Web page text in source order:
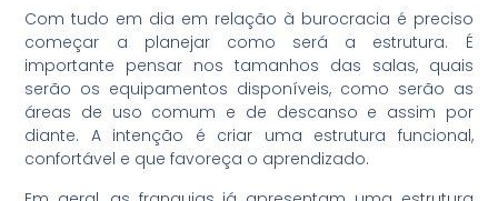
Com tudo em dia em relação à burocracia é preciso
começar a planejar como será a estrutura. É
importante pensar nos tamanhos das salas, quais
serão os equipamentos disponíveis, como serão as
áreas de uso comum e de descanso e assim por
diante. A intenção é criar uma estrutura funcional,
confortável e que favoreça o aprendizado.